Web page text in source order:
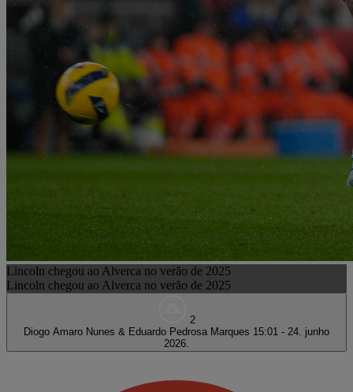
Lincoln chegou ao Alverca no verão de 2025
Lincoln chegou ao Alverca no verão de 2025
2
Diogo Amaro Nunes & Eduardo Pedrosa Marques 15:01 - 24. junho
2026.